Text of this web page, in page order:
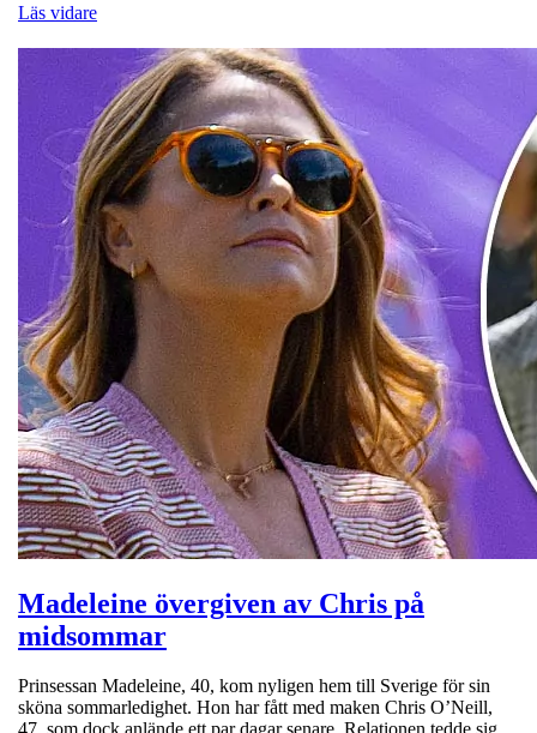
Läs vidare
Madeleine övergiven av Chris på
midsommar
Prinsessan Madeleine, 40, kom nyligen hem till Sverige för sin
sköna sommarledighet. Hon har fått med maken Chris O’Neill,